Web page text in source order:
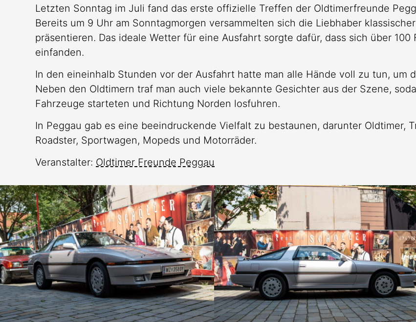
Letzten Sonntag im Juli fand das erste offizielle Treffen der Oldtimerfreunde
Bereits um 9 Uhr am Sonntagmorgen versammelten sich die Liebhaber
präsentieren. Das ideale Wetter für eine Ausfahrt sorgte dafür, dass sich über
einfanden.
In den eineinhalb Stunden vor der Ausfahrt hatte man alle Hände voll zu tun, um
Neben den Oldtimern traf man auch viele bekannte Gesichter aus der Szene,
Fahrzeuge starteten und Richtung Norden losfuhren.
In Peggau gab es eine beeindruckende Vielfalt zu bestaunen, darunter Oldtimer,
Roadster, Sportwagen, Mopeds und Motorräder.
Veranstalter: Oldtimer Freunde Peggau